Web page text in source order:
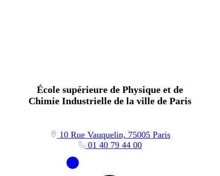
École supérieure de Physique et de
Chimie Industrielle de la ville de Paris
10 Rue Vauquelin, 75005 Paris
01 40 79 44 00